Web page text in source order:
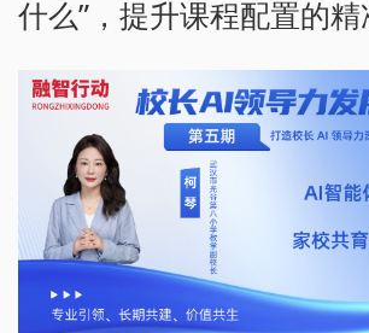
什么”，提升课程配置的精